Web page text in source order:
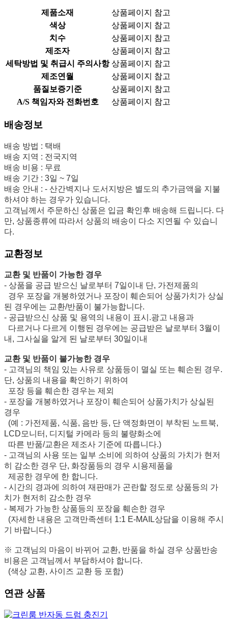
제품소재
상품페이지 참고
색상
상품페이지 참고
치수
상품페이지 참고
제조자
상품페이지 참고
세탁방법 및 취급시 주의사항 상품페이지 참고
제조연월
상품페이지 참고
품질보증기준
상품페이지 참고
A/S 책임자와 전화번호
상품페이지 참고
배송정보
배송 방법 : 택배
배송 지역 : 전국지역
배송 비용 : 무료
배송 기간 : 3일 ~ 7일
배송 안내 : - 산간벽지나 도서지방은 별도의 추가금액을 지불
하셔야 하는 경우가 있습니다.
고객님께서 주문하신 상품은 입금 확인후 배송해 드립니다. 다
만, 상품종류에 따라서 상품의 배송이 다소 지연될 수 있습니
다.
교환정보
교환 및 반품이 가능한 경우
- 상품을 공급 받으신 날로부터 7일이내 단, 가전제품의
경우 포장을 개봉하였거나 포장이 훼손되어 상품가치가 상실
된 경우에는 교환/반품이 불가능합니다.
- 공급받으신 상품 및 용역의 내용이 표시.광고 내용과
다르거나 다르게 이행된 경우에는 공급받은 날로부터 3월이
내, 그사실을 알게 된 날로부터 30일이내
교환 및 반품이 불가능한 경우
- 고객님의 책임 있는 사유로 상품등이 멸실 또는 훼손된 경우.
단, 상품의 내용을 확인하기 위하여
포장 등을 훼손한 경우는 제외
- 포장을 개봉하였거나 포장이 훼손되어 상품가치가 상실된
경우
(예 : 가전제품, 식품, 음반 등, 단 액정화면이 부착된 노트북,
LCD모니터, 디지털 카메라 등의 불량화소에
따른 반품/교환은 제조사 기준에 따릅니다.)
- 고객님의 사용 또는 일부 소비에 의하여 상품의 가치가 현저
히 감소한 경우 단, 화장품등의 경우 시용제품을
제공한 경우에 한 합니다.
- 시간의 경과에 의하여 재판매가 곤란할 정도로 상품등의 가
치가 현저히 감소한 경우
- 복제가 가능한 상품등의 포장을 훼손한 경우
(자세한 내용은 고객만족센터 1:1 E-MAIL상담을 이용해 주시
기 바랍니다.)
※ 고객님의 마음이 바뀌어 교환, 반품을 하실 경우 상품반송
비용은 고객님께서 부담하셔야 합니다.
(색상 교환, 사이즈 교환 등 포함)
연관 상품